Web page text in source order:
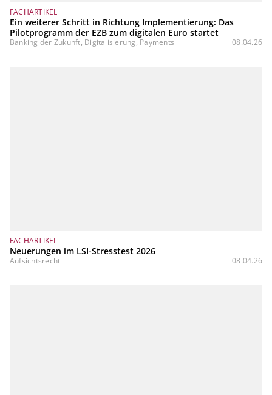
FACHARTIKEL
Ein weiterer Schritt in Richtung Implementierung: Das
Pilotprogramm der EZB zum digitalen Euro startet
Banking der Zukunft, Digitalisierung, Payments 08.04.26
FACHARTIKEL
Neuerungen im LSI-Stresstest 2026
Aufsichtsrecht 08.04.26